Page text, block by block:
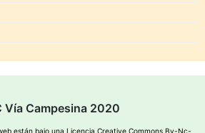
Vía Campesina 2020
están bajo una Licencia Creative Commons By-Nc-